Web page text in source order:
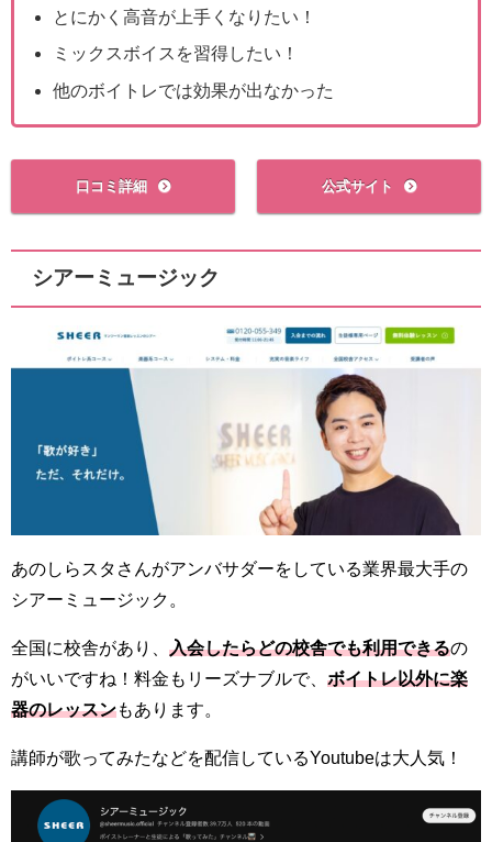
とにかく高音が上手くなりたい！
ミックスボイスを習得したい！
他のボイトレでは効果が出なかった
口コミ詳細 公式サイト
シアーミュージック
あのしらスタさんがアンバサダーをしている業界最大手の
シアーミュージック。
全国に校舎があり、 入会したらどの校舎でも利用できるの
がいいですね！料金もリーズナブルで、 ボイトレ以外に楽
器のレッスンもあります。
講師が歌ってみたなどを配信しているYoutubeは大人気！